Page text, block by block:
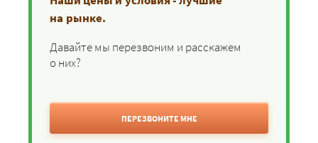
на рынке.
Давайте мы перезвоним и расскажем
о них?
ПЕРЕЗВОНИТЕ МНЕ